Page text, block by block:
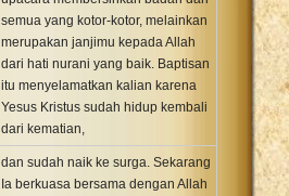
semua yang kotor-kotor, melainkan
merupakan janjimu kepada Allah
dari hati nurani yang baik. Baptisan
itu menyelamatkan kalian karena
Yesus Kristus sudah hidup kembali
dari kematian,
dan sudah naik ke surga. Sekarang
Ia berkuasa bersama dengan Allah